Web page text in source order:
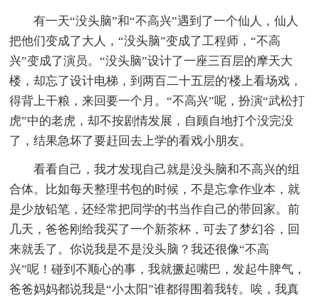
有一天“没头脑”和“不高兴”遇到了一个仙人，仙人
把他们变成了大人，“没头脑”变成了工程师，“不高
兴”变成了演员。“没头脑”设计了一座三百层的摩天大
楼，却忘了设计电梯，到两百二十五层的'楼上看场戏，
得背上干粮，来回要一个月。“不高兴”呢，扮演“武松打
虎”中的老虎，却不按剧情发展，自顾自地打个没完没
了，结果急坏了要赶回去上学的看戏小朋友。
看看自己，我才发现自己就是没头脑和不高兴的组
合体。比如每天整理书包的时候，不是忘拿作业本，就
是少放铅笔，还经常把同学的书当作自己的带回家。前
几天，爸爸刚给我买了一个新茶杯，可去了梦幻谷，回
来就丢了。你说我是不是没头脑？我还很像“不高
兴”呢！碰到不顺心的事，我就撅起嘴巴，发起牛脾气，
爸爸妈妈都说我是“小太阳”谁都得围着我转。唉，我真